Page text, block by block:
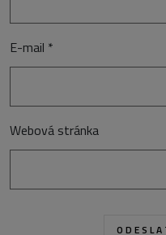
E-mail *
Webová stránka